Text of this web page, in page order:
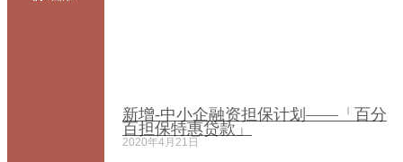
新增-中小企融资担保计划——「百分
百担保特惠贷款」
2020年4月21日